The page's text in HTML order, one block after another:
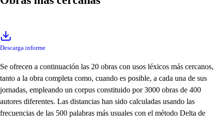
Descarga informe
Se ofrecen a continuación las 20 obras con usos léxicos más cercanos,
tanto a la obra completa como, cuando es posible, a cada una de sus
jornadas, empleando un corpus constituido por 3000 obras de 400
autores diferentes. Las distancias han sido calculadas usando las
frecuencias de las 500 palabras más usuales con el método Delta de